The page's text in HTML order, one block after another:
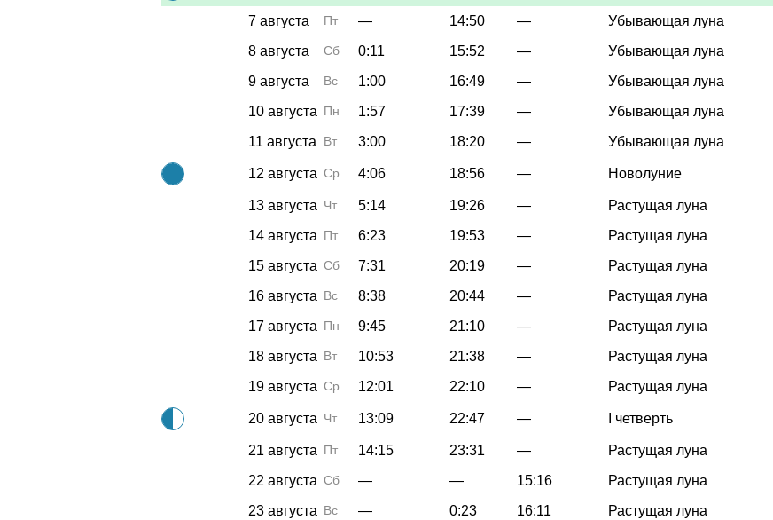
7 августа Пт — 14:50 — Убывающая луна
8 августа
Сб 0:11 15:52 — Убывающая луна
9 августа
Вс 1:00 16:49 — Убывающая луна
10 августа Пн 1:57 17:39 — Убывающая луна
11 августа
Вт 3:00 18:20 — Убывающая луна
12 августа Ср 4:06 18:56 — Новолуние
13 августа Чт 5:14 19:26 — Растущая луна
14 августа Пт 6:23 19:53 — Растущая луна
15 августа Сб 7:31 20:19 — Растущая луна
16 августа Вс 8:38 20:44 — Растущая луна
17 августа Пн 9:45 21:10 — Растущая луна
18 августа Вт 10:53 21:38 — Растущая луна
19 августа Ср 12:01 22:10 — Растущая луна
20 августа Чт 13:09 22:47 — I четверть
21 августа Пт 14:15 23:31 — Растущая луна
22 августа Сб — — 15:16 Растущая луна
23 августа Вс — 0:23 16:11 Растущая луна